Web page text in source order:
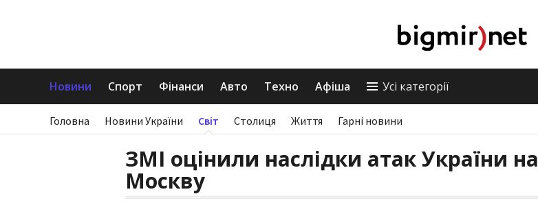
Новини Спорт Фінанси Авто Техно Афіша Усі категорії
Головна Новини України Світ Столиця Життя Гарні новини
ЗМІ оцінили наслідки атак України на
Москву